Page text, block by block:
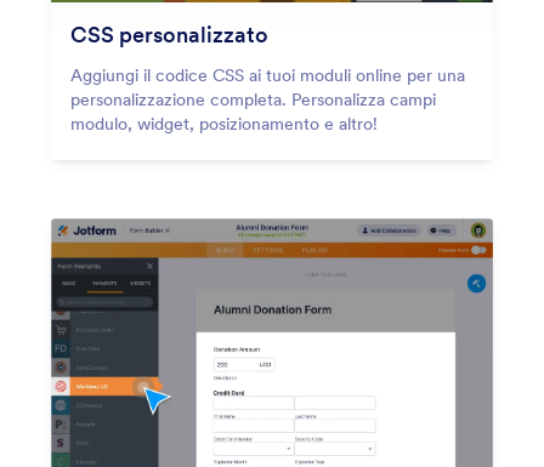
CSS personalizzato
Aggiungi il codice CSS ai tuoi moduli online per una
personalizzazione completa. Personalizza campi
modulo, widget, posizionamento e altro!